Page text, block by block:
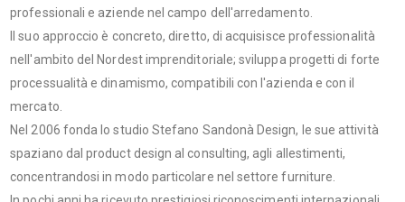
professionali e aziende nel campo dell'arredamento.
Il suo approccio è concreto, diretto, di acquisisce professionalità
nell'ambito del Nordest imprenditoriale; sviluppa progetti di forte
processualità e dinamismo, compatibili con l'azienda e con il
mercato.
Nel 2006 fonda lo studio Stefano Sandonà Design, le sue attività
spaziano dal product design al consulting, agli allestimenti,
concentrandosi in modo particolare nel settore furniture.